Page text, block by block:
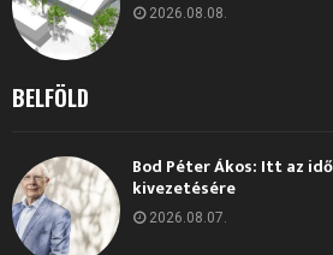
2026.08.08.
BELFÖLD
Bod Péter Ákos: Itt az
kivezetésére
2026.08.07.